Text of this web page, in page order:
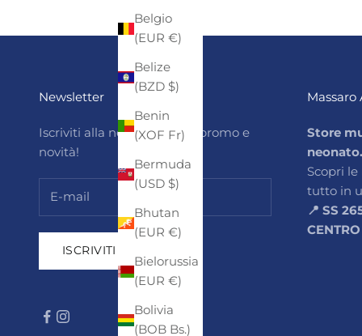
Belgio
(EUR €)
Belize
(BZD $)
Benin
(XOF Fr)
Bermuda
(USD $)
Bhutan
(EUR €)
Bielorussia
(EUR €)
Bolivia
(BOB Bs.)
Newsletter
Iscriviti alla newsletter per promo e
novità!
ISCRIVITI
Store
neonato.
Scopri
tutto in
📍 SS